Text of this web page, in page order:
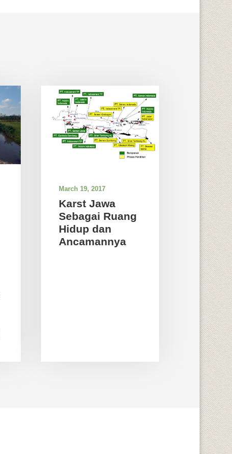
March 19, 2017
Karst Jawa
Sebagai Ruang
Hidup dan
Ancamannya